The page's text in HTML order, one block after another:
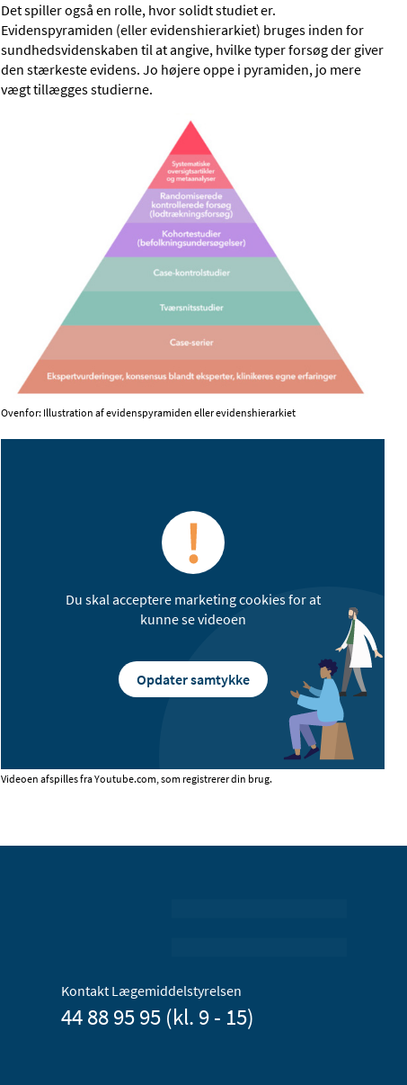
Det spiller også en rolle, hvor solidt studiet er.
Evidenspyramiden (eller evidenshierarkiet) bruges inden for
sundhedsvidenskaben til at angive, hvilke typer forsøg der giver
den stærkeste evidens. Jo højere oppe i pyramiden, jo mere
vægt tillægges studierne.
Ovenfor: Illustration af evidenspyramiden eller evidenshierarkiet
Du skal acceptere marketing cookies for at
kunne se videoen
Opdater samtykke
Videoen afspilles fra Youtube.com, som registrerer din brug.
Kontakt Lægemiddelstyrelsen
44 88 95 95 (kl. 9 - 15)